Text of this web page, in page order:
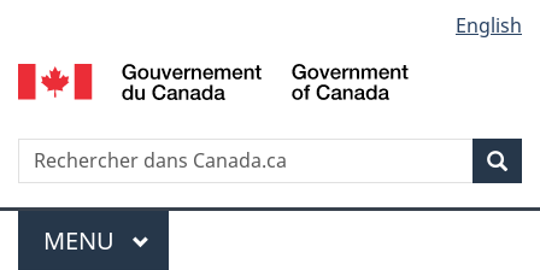
au
contenu
propos
de
la
HTML
simplifiée
selection
English
Recherche
Menu
MENU PRINCIPAL